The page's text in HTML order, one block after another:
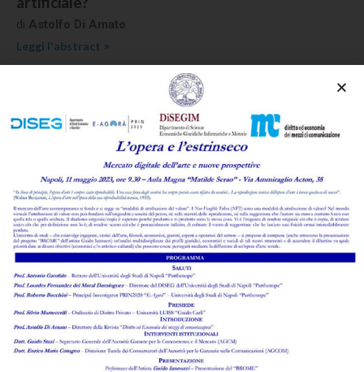
di Astolfo Di Amato
Leggi l'abstract >
La ripartizione della spesa per la pubblicità e la
comunicazione istituzionale tra i media:
l’European Media Freedom Act contro la
strumentalizzazione politica
Paola Verrusio
Leggi l'abstract >
Il lavoro di fronte alla sfida dell’intelligenza
artificiale: la via italiana alla regolazione del
fenomeno tra opportunità e meccanismi di
tutela, individuali e collettivi
diMarcello D'Aponte
Leggi l'abstract >
Allucinazioni dell’IA e difese giudiziali al banco di
prova della lite temeraria